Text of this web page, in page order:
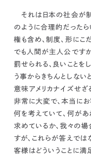
それは日本の社会が制
のように合理的だった
権も含め、制度、形にこ
でも人間が主人公です
罰せられる、良いことを
う事からきちんとしない
意味アメリカナイズせざ
非常に大変で、本当にお
何を考えていて、何があ
求めているか、我々の
すが、これらが答えでは
客様はどういうことに満